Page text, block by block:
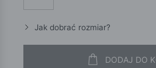
Jak dobrać rozmiar?
DODAJ DO